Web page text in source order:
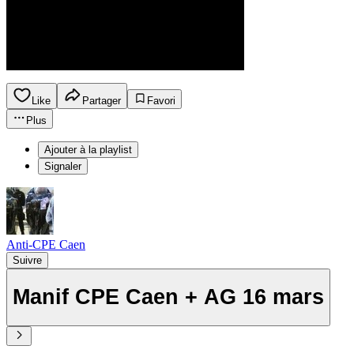
Like Partager
Favori
Plus
Ajouter à la playlist
Signaler
Anti-CPE Caen
Suivre
Manif CPE Caen + AG 16 mars